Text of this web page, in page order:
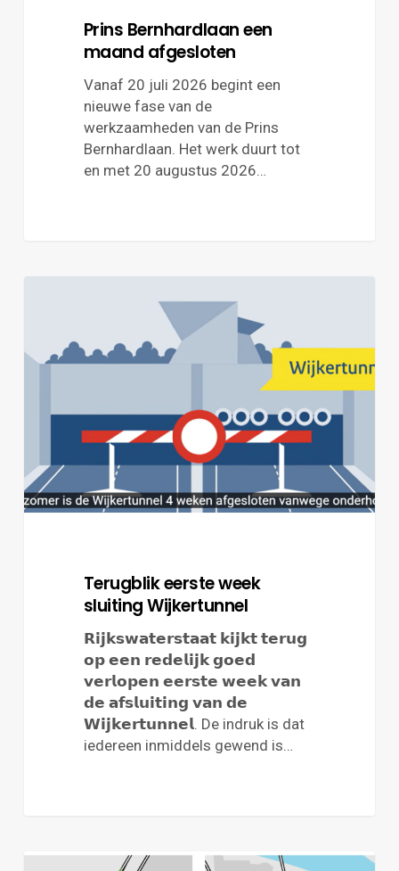
Prins Bernhardlaan een
maand afgesloten
Vanaf 20 juli 2026 begint een
nieuwe fase van de
werkzaamheden van de Prins
Bernhardlaan. Het werk duurt tot
en met 20 augustus 2026…
sluiting
Terugblik eerste week
sluiting Wijkertunnel
𝗥𝗶𝗷𝗸𝘀𝘄𝗮𝘁𝗲𝗿𝘀𝘁𝗮𝗮𝘁 𝗸𝗶𝗷𝗸𝘁 𝘁𝗲𝗿𝘂𝗴
𝗼𝗽 𝗲𝗲𝗻 𝗿𝗲𝗱𝗲𝗹𝗶𝗷𝗸 𝗴𝗼𝗲𝗱
𝘃𝗲𝗿𝗹𝗼𝗽𝗲𝗻 𝗲𝗲𝗿𝘀𝘁𝗲 𝘄𝗲𝗲𝗸 𝘃𝗮𝗻
𝗱𝗲 𝗮𝗳𝘀𝗹𝘂𝗶𝘁𝗶𝗻𝗴 𝘃𝗮𝗻 𝗱𝗲
𝗪𝗶𝗷𝗸𝗲𝗿𝘁𝘂𝗻𝗻𝗲𝗹. De indruk is dat
iedereen inmiddels gewend is…
Hinder